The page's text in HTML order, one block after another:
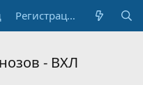
Регистрация
- ВХЛ